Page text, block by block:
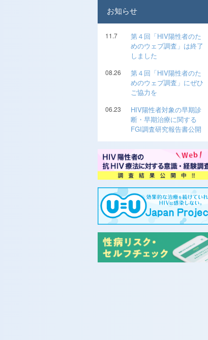
お知らせ
11.7
第４回「HIV陽性者のた
めのウェブ調査」は終了
しました
08.26
第４回「HIV陽性者のた
めのウェブ調査」にぜひ
ご協力を
06.23
HIV陽性者対象の早期診
断・早期治療に関する
FGI調査研究報告書公開